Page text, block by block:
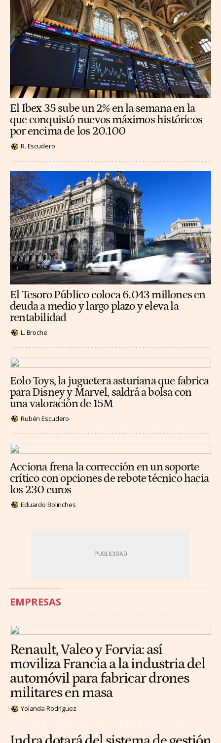
El Ibex 35 sube un 2% en la semana en la
que conquistó nuevos máximos históricos
por encima de los 20.100
R. Escudero
El Tesoro Público coloca 6.043 millones en
deuda a medio y largo plazo y eleva la
rentabilidad
L. Broche
Eolo Toys, la juguetera asturiana que fabrica
para Disney y Marvel, saldrá a bolsa con
una valoración de 15M
Rubén Escudero
Acciona frena la corrección en un soporte
crítico con opciones de rebote técnico hacia
los 230 euros
Eduardo Bolinches
EMPRESAS
Renault, Valeo y Forvia: así
moviliza Francia a la industria del
automóvil para fabricar drones
militares en masa
Yolanda Rodríguez